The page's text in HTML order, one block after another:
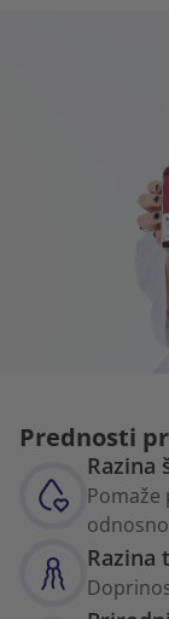
Prednosti
Razina
Razina